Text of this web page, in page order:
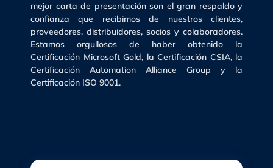
mejor carta de presentación son el gran respaldo y
confianza que recibimos de nuestros clientes,
proveedores, distribuidores, socios y colaboradores.
Estamos orgullosos de haber obtenido la
Certificación Microsoft Gold, la Certificación CSIA, la
Certificación Automation Alliance Group y la
Certificación ISO 9001.